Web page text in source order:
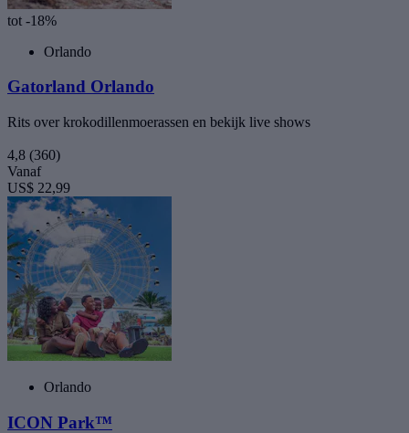
tot -18%
Orlando
Gatorland Orlando
Rits over krokodillenmoerassen en bekijk live shows
4,8 (360)
Vanaf
US$ 22,99
Orlando
ICON Park™